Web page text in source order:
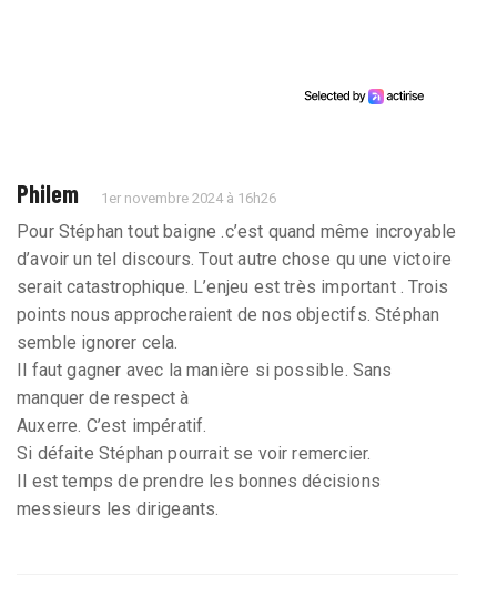
Philem 1er novembre 2024 à 16h26
Pour Stéphan tout baigne .c’est quand même incroyable
d’avoir un tel discours. Tout autre chose qu une victoire
serait catastrophique. L’enjeu est très important . Trois
points nous approcheraient de nos objectifs. Stéphan
semble ignorer cela.
Il faut gagner avec la manière si possible. Sans
manquer de respect à
Auxerre. C’est impératif.
Si défaite Stéphan pourrait se voir remercier.
Il est temps de prendre les bonnes décisions
messieurs les dirigeants.